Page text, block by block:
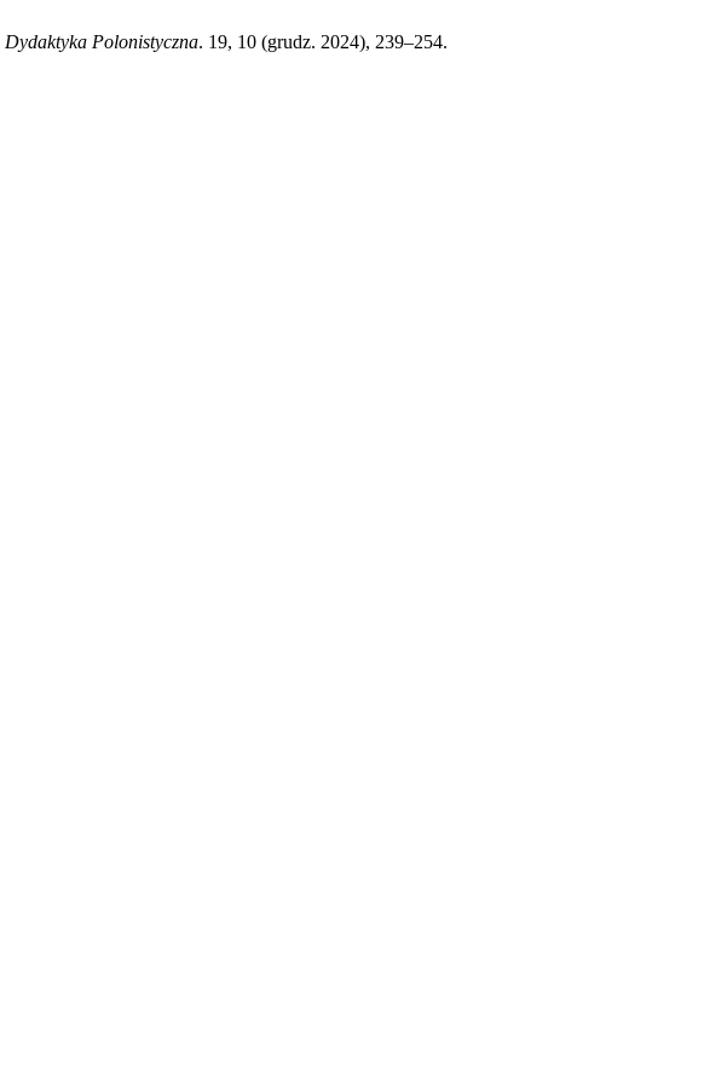
Dydaktyka Polonistyczna. 19, 10 (grudz. 2024), 239–254.